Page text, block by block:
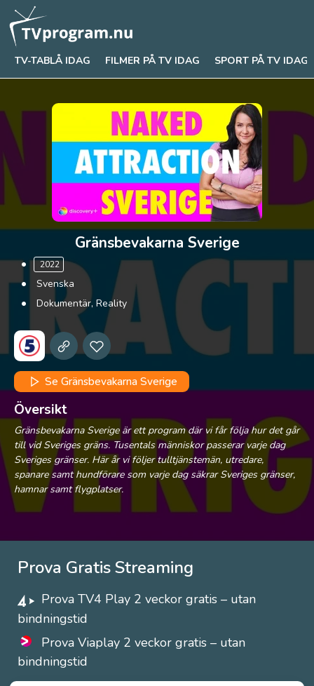
TV-TABLÅ IDAG FILMER PÅ TV IDAG SPORT PÅ TV IDAG
Gränsbevakarna Sverige
2022
Svenska
Dokumentär, Reality
Se Gränsbevakarna Sverige
Översikt
Gränsbevakarna Sverige är ett program där vi får följa hur det går
till vid Sveriges gräns. Tusentals människor passerar varje dag
Sveriges gränser. Här år vi följer tulltjänstemän, utredare,
spanare samt hundförare som varje dag säkrar Sveriges gränser,
hamnar samt flygplatser.
Prova Gratis Streaming
Prova TV4 Play 2 veckor gratis – utan
bindningstid
Prova Viaplay 2 veckor gratis – utan
bindningstid